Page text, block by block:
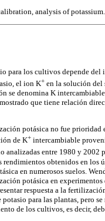
analysis of potassium.
para los cultivos depende del
el ion K+ en la solución
se denomina K
que tiene relación
potásica no fue prioridad
de K+ intercambiable
analizadas entre 1980 y 2002
obtenidos en los
en numerosos suelos.
potásica en experimentos
respuesta a la
para las plantas, pero
de los cultivos, es decir,